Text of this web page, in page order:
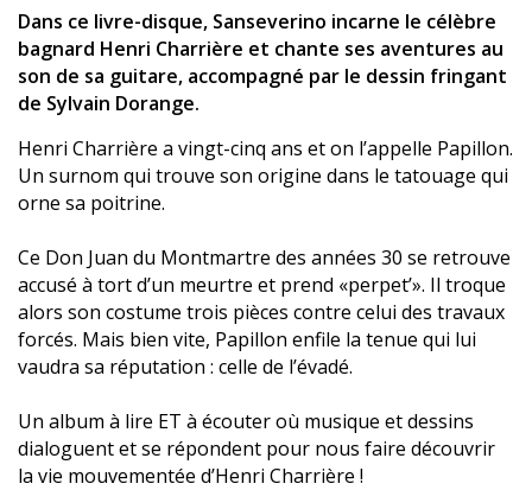
Dans ce livre-disque, Sanseverino incarne le célèbre
bagnard Henri Charrière et chante ses aventures au
son de sa guitare, accompagné par le dessin fringant
de Sylvain Dorange.
Henri Charrière a vingt-cinq ans et on l’appelle Papillon.
Un surnom qui trouve son origine dans le tatouage qui
orne sa poitrine.
Ce Don Juan du Montmartre des années 30 se retrouve
accusé à tort d’un meurtre et prend «perpet’». Il troque
alors son costume trois pièces contre celui des travaux
forcés. Mais bien vite, Papillon enfile la tenue qui lui
vaudra sa réputation : celle de l’évadé.
Un album à lire ET à écouter où musique et dessins
dialoguent et se répondent pour nous faire découvrir
la vie mouvementée d’Henri Charrière !